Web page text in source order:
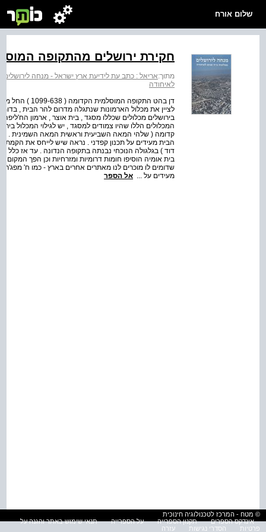
שלום אורח
חקירת ירושלים מהתקופה
מתוך:אריאל : כתב עת לידיעת ארץ ישראל - מנחה
לאיחודה
לציין את מכלול הארמונות שנתגלה מדרום להר הבית ,
בירושלים מכלולים שכללו מסגד , בית אוצר , ארמון
המכלולים הללו שהיו צמודים למסגד , יש לגילוי המכלול
קדומה ( שלהי המאה השביעית וראשית המאה השמינית . (
דוד ) בגלגולה הנוכחי נבנתה בתקופה הנדונה . עד אז כלל
בית אומיה הוסיפו חומות דרומיות ומזרחיות וכן הפך
שדומים לו מוכרים לנו מאתרים אחרים בארץ - כמו ח' מפג'ר
מעידים על ... אל הספר
© מטח - המרכז לטכנולוגיה חינוכית
אינדקס הספרים
תקנון הספרייה על הספרייה
תנאי שימוש באתר והגנה על
פרטיות
הסדרי נגישות עזרה